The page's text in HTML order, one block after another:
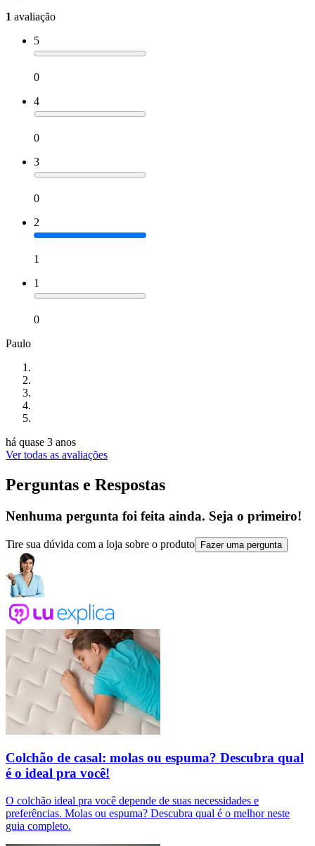
1 avaliação
5
0
4
0
3
0
2
1
1
0
Paulo
há quase 3 anos
Ver todas as avaliações
Perguntas e Respostas
Nenhuma pergunta foi feita ainda. Seja o primeiro!
Tire sua dúvida com a loja sobre o produto Fazer uma pergunta
Colchão de casal: molas ou espuma? Descubra qual
é o ideal pra você!
O colchão ideal pra você depende de suas necessidades e
preferências. Molas ou espuma? Descubra qual é o melhor neste
guia completo.